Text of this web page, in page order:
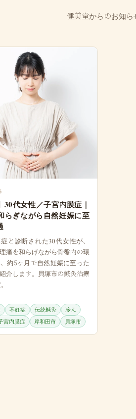
健美堂からのお知
30代女性／子宮内膜症｜
らぎながら自然妊娠に至
と診断された30代女性が、
痛を和らげながら骨盤内の環
約5ヶ月で自然妊娠に至った
介します。貝塚市の鍼灸治療
不妊症 伝統鍼灸
冷え
宮内膜症 岸和田市 貝塚市